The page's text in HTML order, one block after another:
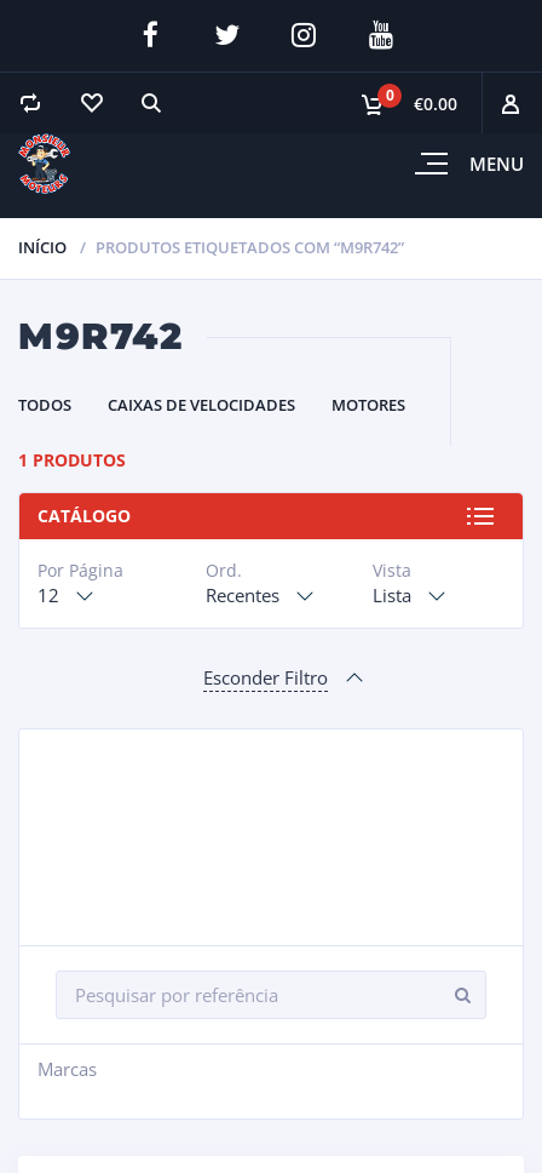
MENU
0 €0.00
INÍCIO PRODUTOS ETIQUETADOS COM “M9R742”
M9R742
TODOS CAIXAS DE VELOCIDADES MOTORES
1 PRODUTOS
CATÁLOGO
Vista
Lista
Ord.
Recentes
Por Página
12
Esconder Filtro
Marcas
+